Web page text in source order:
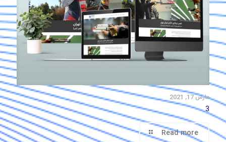
مارس 17, 2021
3
Read more